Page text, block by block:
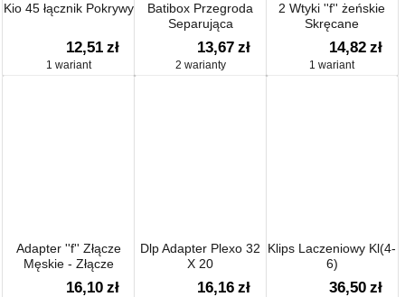
Kio 45 łącznik Pokrywy
12,51 zł
1 wariant
Batibox Przegroda
Separująca
13,67 zł
2 warianty
2 Wtyki ''f'' żeńskie
Skręcane
14,82 zł
1 wariant
Adapter ''f'' Złącze
Męskie - Złącze
Męskie
16,10 zł
Dlp Adapter Plexo 32
X 20
16,16 zł
Klips Laczeniowy Kl(4-
6)
36,50 zł